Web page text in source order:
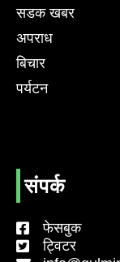
सडक खबर
अपराध
बिचार
पर्यटन
संपर्क
फेसबुक
ट्विटर